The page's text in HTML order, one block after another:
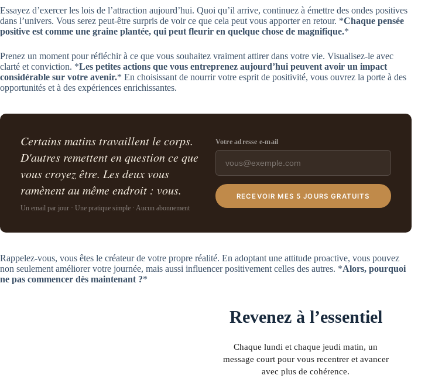
Essayez d’exercer les lois de l’attraction aujourd’hui. Quoi qu’il arrive, continuez à émettre des ondes positives
dans l’univers. Vous serez peut-être surpris de voir ce que cela peut vous apporter en retour. *Chaque pensée
positive est comme une graine plantée, qui peut fleurir en quelque chose de magnifique.*
Prenez un moment pour réfléchir à ce que vous souhaitez vraiment attirer dans votre vie. Visualisez-le avec
clarté et conviction. *Les petites actions que vous entreprenez aujourd’hui peuvent avoir un impact
considérable sur votre avenir.* En choisissant de nourrir votre esprit de positivité, vous ouvrez la porte à des
opportunités et à des expériences enrichissantes.
Certains matins travaillent le corps.
D'autres remettent en question ce que
vous croyez être. Les deux vous
ramènent au même endroit : vous.
Un email par jour · Une pratique simple · Aucun abonnement
Votre adresse e-mail
RECEVOIR MES 5 JOURS GRATUITS
Rappelez-vous, vous êtes le créateur de votre propre réalité. En adoptant une attitude proactive, vous pouvez
non seulement améliorer votre journée, mais aussi influencer positivement celles des autres. *Alors, pourquoi
ne pas commencer dès maintenant ?*
Revenez à l’essentiel
Chaque lundi et chaque jeudi matin, un
message court pour vous recentrer et avancer
avec plus de cohérence.